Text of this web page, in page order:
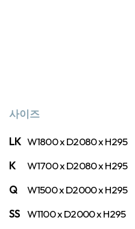
사이즈
LK W1800 x D2080 x H295
K
W1700 x D2080 x H295
Q
W1500 x D2000 x H295
SS W1100 x D2000 x H295